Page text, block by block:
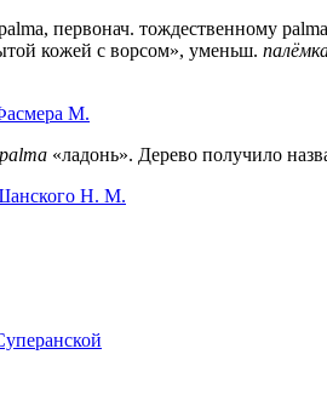
первонач. тождественному
кожей с ворсом», уменьш.
М.
palma «ладонь». Дерево получило
Н. М.